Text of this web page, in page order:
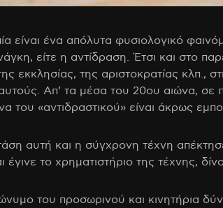
είναι ένα απόλυτα φυσιολογικό
είτε η αντίδραση. Έτσι και στο
εκκλησίας, της αριστοκρατίας κλπ.,
Απ’ τα μέσα του 20ου αιώνα, σε
του «αντιδραστικού» είναι άκρως
αυτή και η σύγχρονη τέχνη
το χρηματιστήριο της τέχνης,
του προσωρινού και κινητήρια